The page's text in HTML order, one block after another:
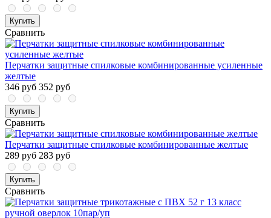
Купить
Сравнить
Перчатки защитные спилковые комбинированные усиленные
желтые
346 руб 352 руб
Купить
Сравнить
Перчатки защитные спилковые комбинированные желтые
289 руб 283 руб
Купить
Сравнить